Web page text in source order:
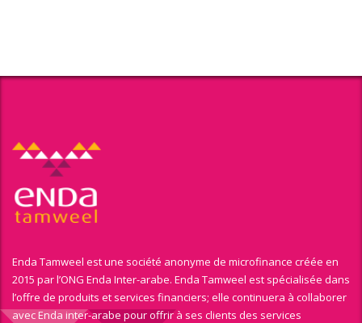
Enda Tamweel est une société anonyme de microfinance créée en
2015 par l’ONG Enda Inter-arabe. Enda Tamweel est spécialisée dans
l’offre de produits et services financiers; elle continuera à collaborer
avec Enda inter-arabe pour offrir à ses clients des services